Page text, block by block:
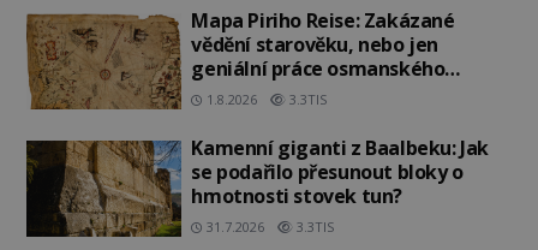
Mapa Piriho Reise: Zakázané
vědění starověku, nebo jen
geniální práce osmanského
admirála?
1.8.2026 3.3TIS
Kamenní giganti z Baalbeku: Jak
se podařilo přesunout bloky o
hmotnosti stovek tun?
31.7.2026 3.3TIS